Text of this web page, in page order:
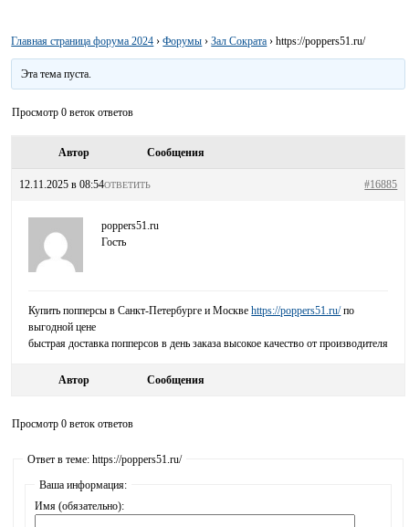
Главная страница форума 2024 › Форумы › Зал Сократа › https://poppers51.ru/
Эта тема пуста.
Просмотр 0 веток ответов
Автор Сообщения
12.11.2025 в 08:54 #16885
ОТВЕТИТЬ
poppers51.ru
Гость
Купить попперсы в Санкт-Петербурге и Москвеhttps://poppers51.ru/по
выгодной цене
быстрая доставка попперсов в день заказа высокое качество от производителя
Автор Сообщения
Просмотр 0 веток ответов
Ответ в теме: https://poppers51.ru/
Ваша информация:
Имя (обязательно):